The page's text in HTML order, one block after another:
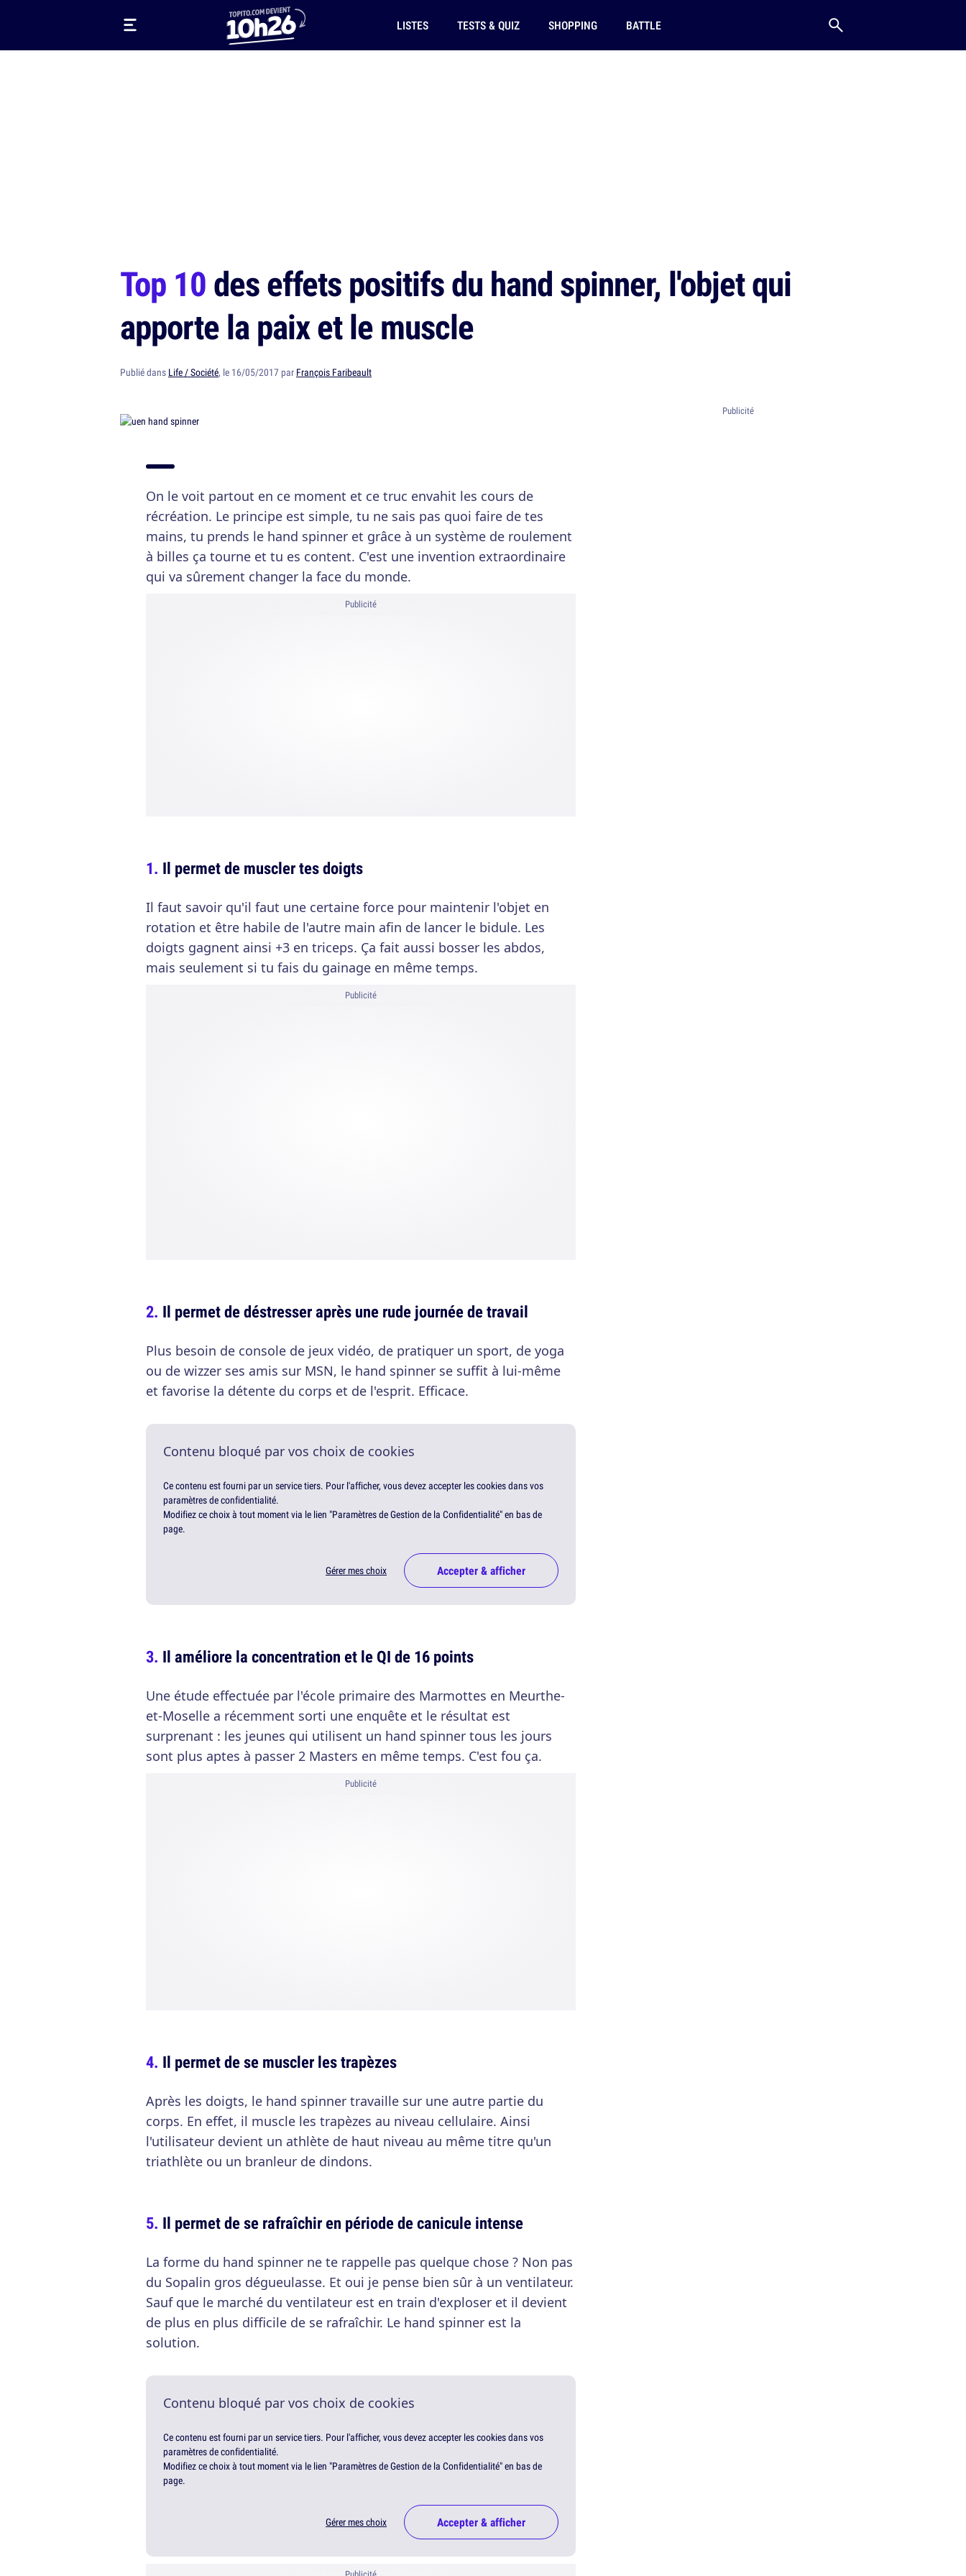
LISTES TESTS & QUIZ SHOPPING BATTLE
Top 10des effets positifs du hand spinner, l'objet qui
apporte la paix et le muscle
Publié dans Life / Société, le 16/05/2017 par François Faribeault
On le voit partout en ce moment et ce truc envahit les cours de
récréation. Le principe est simple, tu ne sais pas quoi faire de tes
mains, tu prends le hand spinner et grâce à un système de roulement
à billes ça tourne et tu es content. C'est une invention extraordinaire
qui va sûrement changer la face du monde.
Publicité
Il permet de muscler tes doigts
Il faut savoir qu'il faut une certaine force pour maintenir l'objet en
rotation et être habile de l'autre main afin de lancer le bidule. Les
doigts gagnent ainsi +3 en triceps. Ça fait aussi bosser les abdos,
mais seulement si tu fais du gainage en même temps.
Publicité
Il permet de déstresser après une rude journée de travail
Plus besoin de console de jeux vidéo, de pratiquer un sport, de yoga
ou de wizzer ses amis sur MSN, le hand spinner se suffit à lui-même
et favorise la détente du corps et de l'esprit. Efficace.
Contenu bloqué par vos choix de cookies
Ce contenu est fourni par un service tiers. Pour l'afficher, vous devez accepter les cookies dans vos
paramètres de confidentialité.
Modifiez ce choix à tout moment via le lien "Paramètres de Gestion de la Confidentialité" en bas de
page.
Gérer mes choix Accepter & afficher
Il améliore la concentration et le QI de 16 points
Une étude effectuée par l'école primaire des Marmottes en Meurthe-
et-Moselle a récemment sorti une enquête et le résultat est
surprenant : les jeunes qui utilisent un hand spinner tous les jours
sont plus aptes à passer 2 Masters en même temps. C'est fou ça.
Publicité
Il permet de se muscler les trapèzes
Après les doigts, le hand spinner travaille sur une autre partie du
corps. En effet, il muscle les trapèzes au niveau cellulaire. Ainsi
l'utilisateur devient un athlète de haut niveau au même titre qu'un
triathlète ou un branleur de dindons.
Il permet de se rafraîchir en période de canicule intense
La forme du hand spinner ne te rappelle pas quelque chose ? Non pas
du Sopalin gros dégueulasse. Et oui je pense bien sûr à un ventilateur.
Sauf que le marché du ventilateur est en train d'exploser et il devient
de plus en plus difficile de se rafraîchir. Le hand spinner est la
solution.
Contenu bloqué par vos choix de cookies
Ce contenu est fourni par un service tiers. Pour l'afficher, vous devez accepter les cookies dans vos
paramètres de confidentialité.
Modifiez ce choix à tout moment via le lien "Paramètres de Gestion de la Confidentialité" en bas de
page.
Gérer mes choix Accepter & afficher